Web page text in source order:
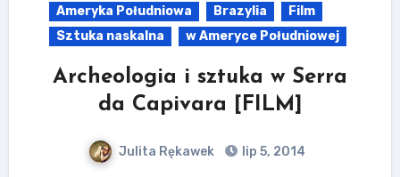
Ameryka Południowa Brazylia
Film
Sztuka naskalna
w Ameryce Południowej
Archeologia i sztuka w Serra
da Capivara [FILM]
Julita Rękawek lip 5, 2014